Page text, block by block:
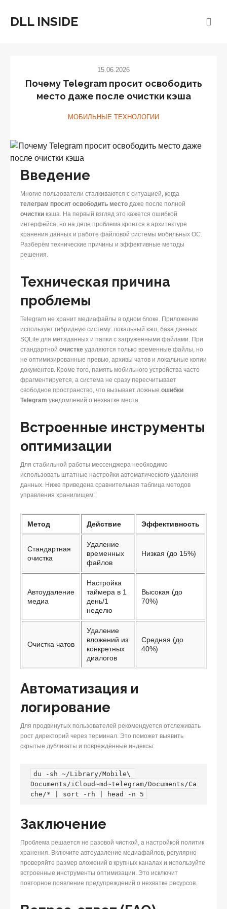
DLL INSIDE
15.06.2026
Почему Telegram просит освободить
место даже после очистки кэша
МОБИЛЬНЫЕ ТЕХНОЛОГИИ
Введение
Многие пользователи сталкиваются с ситуацией, когда
телеграм просит освободить место даже после полной
очистки кэша. На первый взгляд это кажется ошибкой
интерфейса, но на деле проблема кроется в архитектуре
хранения данных и работе файловой системы мобильных ОС.
Разберём технические причины и эффективные методы
решения.
Техническая причина
проблемы
Telegram не хранит медиафайлы в одном блоке. Приложение
использует гибридную систему: локальный кэш, база данных
SQLite для метаданных и папки с загруженными файлами. При
стандартной очистке удаляются только временные файлы, но
не оптимизированные превью, архивы чатов и локальные копии
документов. Кроме того, память мобильного устройства часто
фрагментируется, а система не сразу пересчитывает
свободное пространство, что вызывает ложные ошибки
Telegram уведомлений о нехватке места.
Встроенные инструменты
оптимизации
Для стабильной работы мессенджера необходимо
использовать штатные настройки автоматического удаления
данных. Ниже приведена сравнительная таблица методов
управления хранилищем:
Метод Действие Эффективность
Стандартная
очистка
Удаление
временных
файлов
Низкая (до 15%)
Автоудаление
медиа
Настройка
таймера в 1
день/1
неделю
Высокая (до
70%)
Очистка чатов
Удаление
вложений из
конкретных
диалогов
Средняя (до
40%)
Автоматизация и
логирование
Для продвинутых пользователей рекомендуется отслеживать
рост директорий через терминал. Это поможет выявить
скрытые дубликаты и повреждённые индексы:
du -sh ~/Library/Mobile\
Documents/iCloud~md~telegram/Documents/Ca
che/* | sort -rh | head -n 5
Заключение
Проблема решается не разовой чисткой, а настройкой политик
хранения. Включите автоудаление медиафайлов, регулярно
проверяйте размер вложений в крупных каналах и используйте
встроенные инструменты оптимизации. Это исключит
повторное появление предупреждений о нехватке ресурсов.